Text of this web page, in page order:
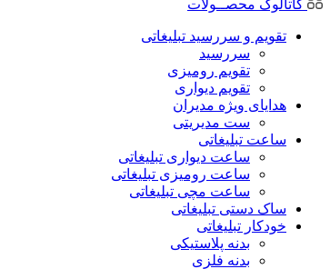
کاتالوگ محصــولات
تقویم و سررسید تبلیغاتی
سررسید
تقویم رومیزی
تقویم دیواری
هدایای ويژه مدیران
ست مدیریتی
ساعت تبلیغاتی
ساعت دیواری تبلیغاتی
ساعت رومیزی تبلیغاتی
ساعت مچی تبلیغاتی
ساک دستی تبلیغاتی
خودکار تبلیغاتی
بدنه پلاستیکی
بدنه فلزی